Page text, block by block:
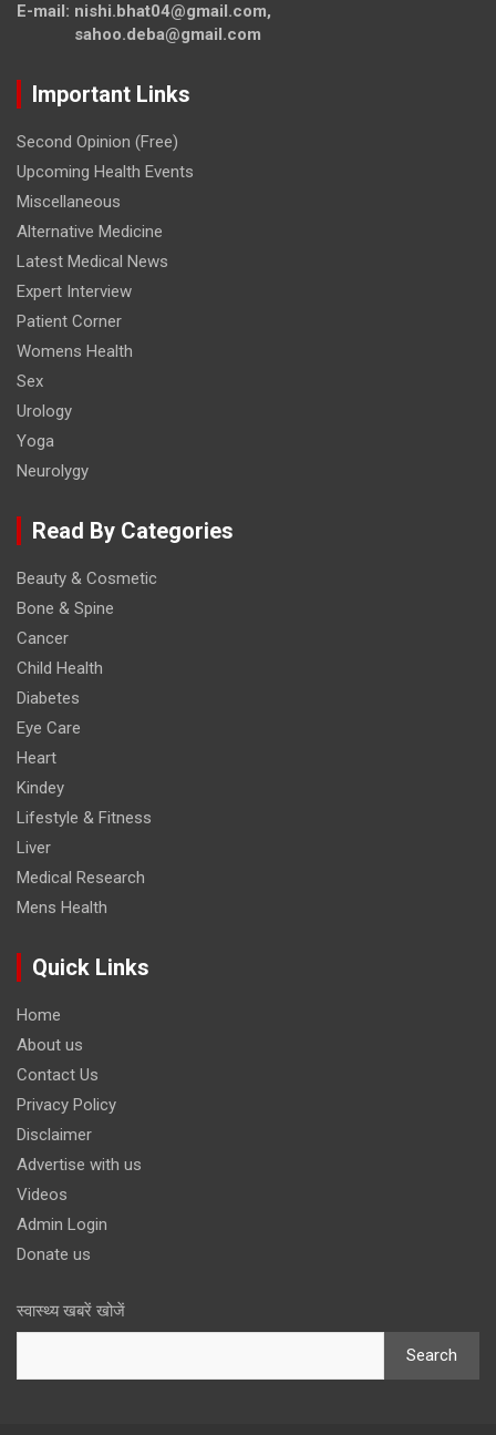
E-mail: nishi.bhat04@gmail.com,
sahoo.deba@gmail.com
Important Links
Second Opinion (Free)
Upcoming Health Events
Miscellaneous
Alternative Medicine
Latest Medical News
Expert Interview
Patient Corner
Womens Health
Sex
Urology
Yoga
Neurolygy
Read By Categories
Beauty & Cosmetic
Bone & Spine
Cancer
Child Health
Diabetes
Eye Care
Heart
Kindey
Lifestyle & Fitness
Liver
Medical Research
Mens Health
Quick Links
Home
About us
Contact Us
Privacy Policy
Disclaimer
Advertise with us
Videos
Admin Login
Donate us
स्वास्थ्य खबरें खोजें
Search